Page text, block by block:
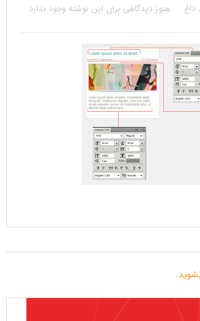
داغ
هنوز دیدگاهی برای این نوشته وجود ندارد
.